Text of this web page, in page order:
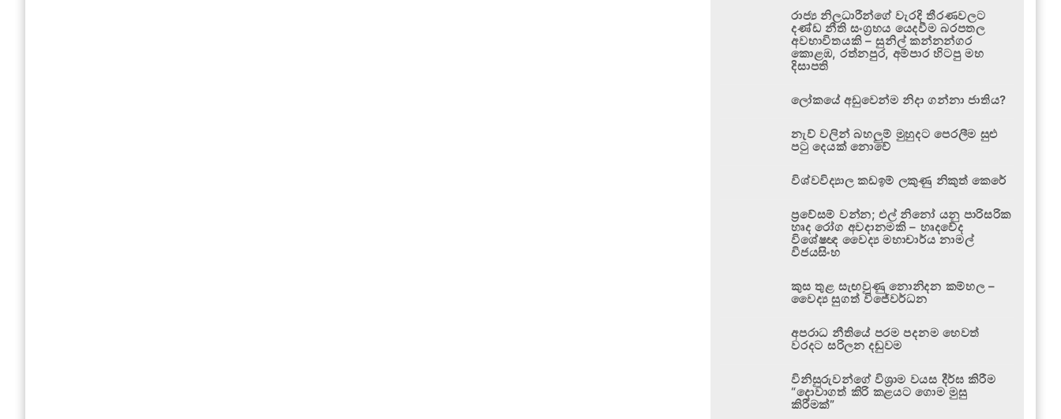
රාජ්‍ය නිලධාරීන්ගේ වැරදි තීරණවලට
දණ්ඩ නීති සංග්‍රහය යෙදවීම බරපතල
අවභාවිතයකි – සුනිල් කන්නන්ගර
කොළඹ, රත්නපුර, අම්පාර හිටපු මහ
දිසාපති
ලෝකයේ අඩුවෙන්ම නිදා ගන්නා ජාතිය?
නැව් වලින් බහලුම් මුහුදට පෙරලීම සුළු
පටු දෙයක් නොවේ
විශ්වවිද්‍යාල කඩඉම් ලකුණු නිකුත් කෙරේ
ප්‍රවේසම් වන්න; එල් නිනෝ යනු පාරිසරික
හෘද රෝග අවදානමකි – හෘදවේද
විශේෂඥ වෛද්‍ය මහාචාර්ය නාමල්
විජයසිංහ
කුස තුළ සැඟවුණු නොනිදන කම්හල –
වෛද්‍ය සුගත් විජේවර්ධන
අපරාධ නීතියේ පරම පදනම හෙවත්
වරදට සරිලන දඬුවම
විනිසුරුවන්ගේ විශ්‍රාම වයස දීර්ඝ කිරීම
“දොවාගත් කිරි කළයට ගොම මුසු
කිරීමක්”